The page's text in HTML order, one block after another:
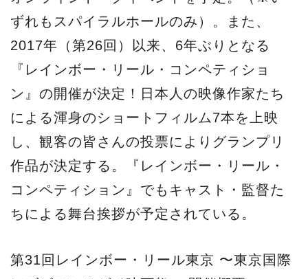
ちによる舞台挨拶が予定されている。
第31回レインボー・リール東京 〜東京国際
レズビアン＆ゲイ映画祭〜 開催概要
【期間】 2023年7月15日(土)〜17日(月・
祝) ＠スパイラルホール
2023年7月21日(金)〜23日(日) ＠
ユーロライブ （合計：6日間）
【主催】 NPO法人レインボー・リール東京